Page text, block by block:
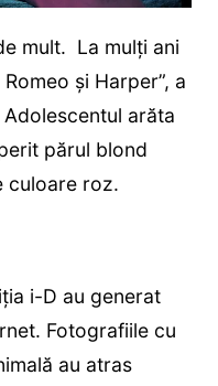
mult. La mulți ani
și Harper”, a
arăta
părul blond
culoare roz.
i-D au generat
Fotografiile cu
au atras